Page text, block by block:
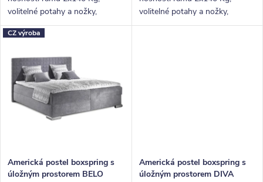
volitelné potahy a nožky,
hluboký úložný prostor.
volitelné potahy a nožky,
hluboký úložný prostor.
CZ výroba
Americká postel boxspring s
úložným prostorem BELO
Americká postel boxspring s
úložným prostorem DIVA